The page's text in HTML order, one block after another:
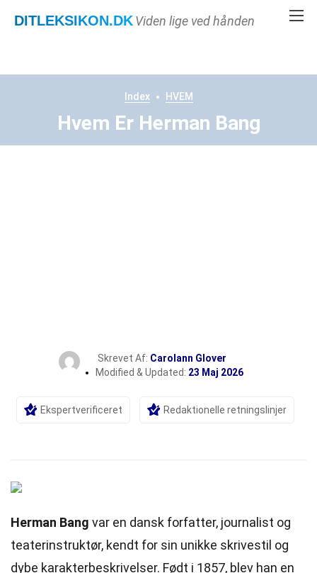
DITLEKSIKON.DKViden lige ved hånden
Index HVEM
Hvem Er Herman Bang
Skrevet Af: Carolann Glover
Modified & Updated: 23 Maj 2026
Ekspertverificeret Redaktionelle retningslinjer
Herman Bang var en dansk forfatter, journalist og
teaterinstruktør, kendt for sin unikke skrivestil og
dybe karakterbeskrivelser. Født i 1857, blev han en